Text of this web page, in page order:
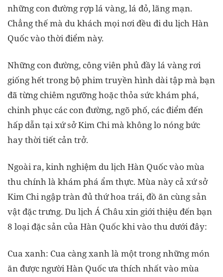
những con đường rợp lá vàng, lá đỏ, lãng mạn.
Chẳng thế mà du khách mọi nơi đều đi du lịch Hàn
Quốc vào thời điểm này.
Những con đường, công viên phủ đầy lá vàng rơi
giống hết trong bộ phim truyền hình dài tập mà bạn
đã từng chiêm ngưỡng hoặc thỏa sức khám phá,
chinh phục các con đường, ngõ phố, các điểm đến
hấp dẫn tại xứ sở Kim Chi mà không lo nóng bức
hay thời tiết cản trở.
Ngoài ra, kinh nghiệm du lịch Hàn Quốc vào mùa
thu chính là khám phá ẩm thực. Mùa này cả xứ sở
Kim Chi ngập tràn đủ thứ hoa trái, đồ ăn cùng sản
vật đặc trưng. Du lịch Á Châu xin giới thiệu đến bạn
8 loại đặc sản của Hàn Quốc khi vào thu dưới đây:
Cua xanh: Cua càng xanh là một trong những món
ăn được người Hàn Quốc ưa thích nhất vào mùa